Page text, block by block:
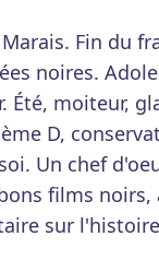
Fin du
noires.
Été, moiteur,
D,
Un chef
films noirs,
sur